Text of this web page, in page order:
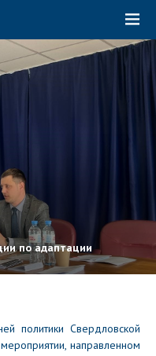
по адаптации
политики Свердловской
направленном